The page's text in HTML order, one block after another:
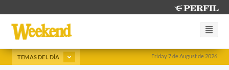
Friday 7 de August de 2026
TEMAS DEL DÍA